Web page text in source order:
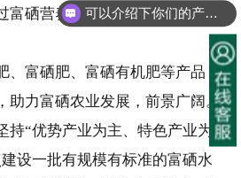
富硒营养强化剂生产富硒食品
、富硒肥、富硒有机肥等产品，
助力富硒农业发展，前景广阔。
持“优势产业为主、特色产业为
设一批有规模有标准的富硒水
可以介绍下你们的产品么？
你们是怎么收费的呢？